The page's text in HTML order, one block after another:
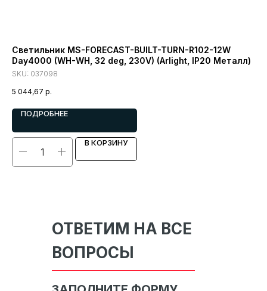
Светильник MS-FORECAST-BUILT-TURN-R102-12W
Day4000 (WH-WH, 32 deg, 230V) (Arlight, IP20 Металл)
SKU: 037098
5 044,67 р.
ПОДРОБНЕЕ
В КОРЗИНУ
ОТВЕТИМ НА ВСЕ
ВОПРОСЫ